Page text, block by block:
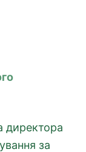
директора
за